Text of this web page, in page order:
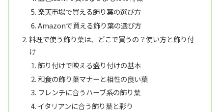
楽天市場で買える飾り葉の選び方
Amazonで買える飾り葉の選び方
料理で使う飾り葉は、どこで買うの？使い方と飾り付
け
飾り付けで映える盛り付けの基本
和食の飾り葉マナーと相性の良い葉
フレンチに合うハーブ系の飾り葉
イタリアンに合う飾り葉と彩り